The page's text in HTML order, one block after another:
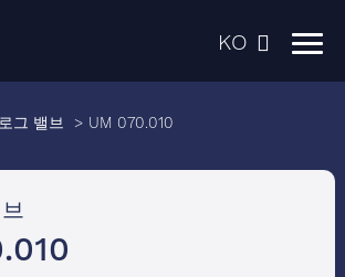
KO
그 밸브 UM 070.010